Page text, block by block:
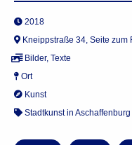
2018
Kneippstraße 34, Seite zum
Bilder, Texte
Ort
Kunst
Stadtkunst in Aschaffenburg